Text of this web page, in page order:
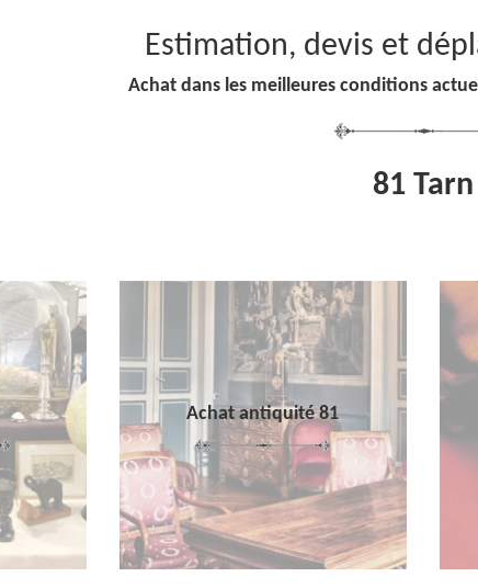
Estimation, devis et
Achat dans les meilleures conditions
81 Tarn
Achat antiquité 81